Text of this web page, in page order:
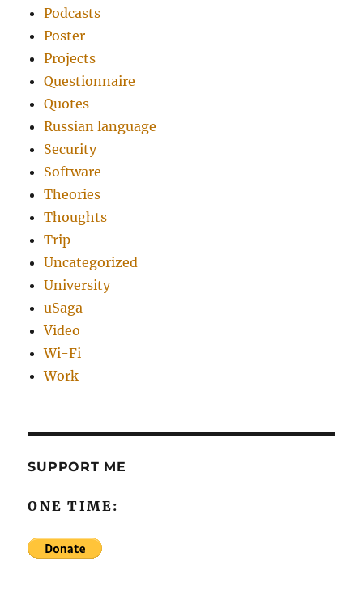
Podcasts
Poster
Projects
Questionnaire
Quotes
Russian language
Security
Software
Theories
Thoughts
Trip
Uncategorized
University
uSaga
Video
Wi-Fi
Work
SUPPORT ME
ONE TIME: